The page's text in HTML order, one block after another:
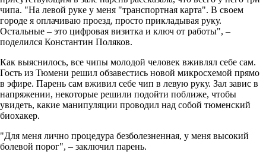
чипа. "На левой руке у меня "транспортная карта". В своем
городе я оплачиваю проезд, просто прикладывая руку.
Остальные – это цифровая визитка и ключ от работы", –
поделился Константин Поляков.
Как выяснилось, все чипы молодой человек вживлял себе сам.
Гость из Тюмени решил обзавестись новой микросхемой прямо
в эфире. Парень сам вживил себе чип в левую руку. Зал завис в
напряжении, некоторые решили подойти поближе, чтобы
увидеть, какие манипуляции проводил над собой тюменский
биохакер.
"Для меня лично процедура безболезненная, у меня высокий
болевой порог", – заключил парень.